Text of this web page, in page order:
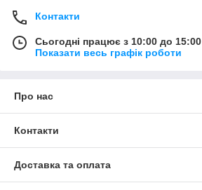
Контакти
Сьогодні працює з 10:00 до 15:00
Показати весь графік роботи
Про нас
Контакти
Доставка та оплата